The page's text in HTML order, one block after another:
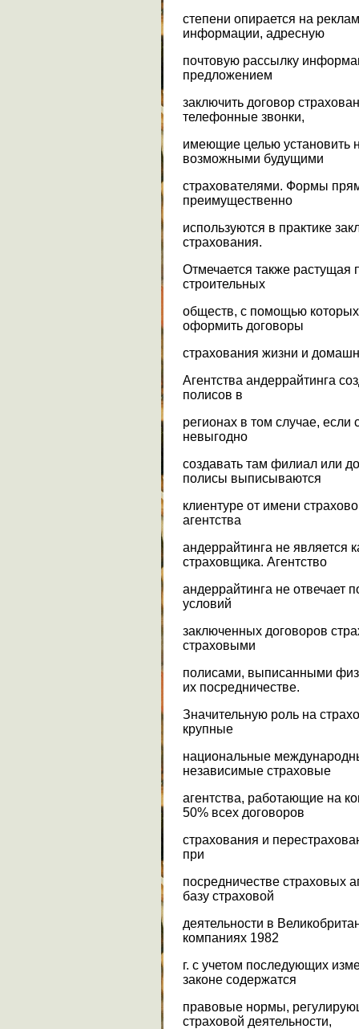
степени опирается на
информации, адресную
почтовую рассылку
предложением
заключить договор
телефонные звонки,
имеющие целью установить
возможными будущими
страхователями. Формы
преимущественно
используются в практике
страхования.
Отмечается также растущая
строительных
обществ, с помощью
оформить договоры
страхования жизни и
Агентства андеррайтинга
полисов в
регионах в том случае, если
невыгодно
создавать там филиал или
полисы выписываются
клиентуре от имени
агентства
андеррайтинга не является
страховщика. Агентство
андеррайтинга не отвечает
условий
заключенных договоров
страховыми
полисами, выписанными
их посредничестве.
Значительную роль на
крупные
национальные
независимые страховые
агентства, работающие на
50% всех договоров
страхования и
при
посредничестве страховых
базу страховой
деятельности в
компаниях 1982
г. с учетом последующих
законе содержатся
правовые нормы,
страховой деятельности,